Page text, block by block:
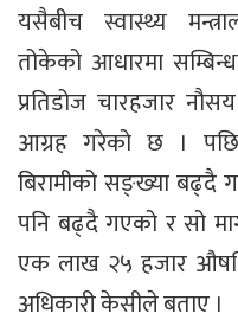
यसैबीच स्वास्थ्य
तोकेको आधारमा
प्रतिडोज चारहजार
आग्रह गरेको छ ।
बिरामीको सङ्ख्या बढ्दै
पनि बढ्दै गएको र सो
एक लाख २५ हजार
अधिकारी केसीले बताए ।